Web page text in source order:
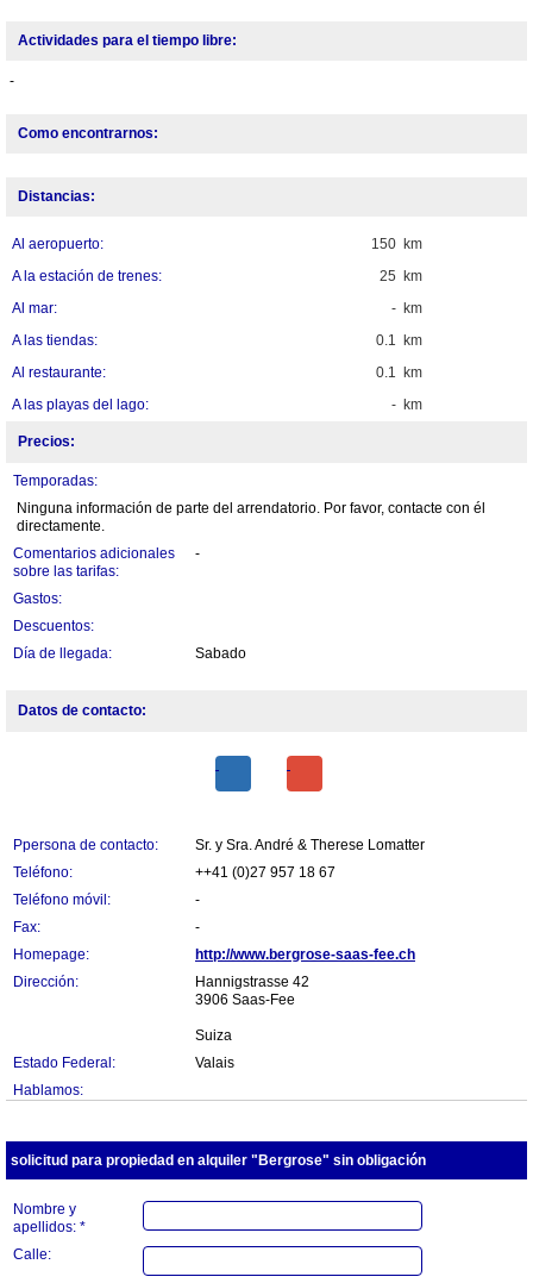
Actividades para el tiempo libre:
-
Como encontrarnos:
Distancias:
150 km
Al aeropuerto:
25 km
A la estación de trenes:
- km
Al mar:
0.1 km
A las tiendas:
0.1 km
Al restaurante:
- km
A las playas del lago:
Precios:
Temporadas:
Ninguna información de parte del arrendatorio. Por favor, contacte con él
directamente.
Comentarios adicionales
sobre las tarifas:
-
Gastos:
Descuentos:
Día de llegada:
Sabado
Datos de contacto:
Ppersona de contacto:
Sr. y Sra. André & Therese Lomatter
Teléfono:
++41 (0)27 957 18 67
Teléfono móvil:
-
Fax:
-
Homepage:
http://www.bergrose-saas-fee.ch
Dirección:
Hannigstrasse 42
3906 Saas-Fee
Suiza
Estado Federal:
Valais
Hablamos:
solicitud para propiedad en alquiler "Bergrose" sin obligación
Nombre y
apellidos: *
Calle: